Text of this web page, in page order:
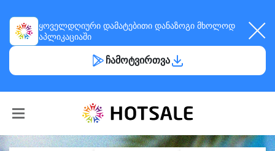
ყოველდღიური დამატებითი დანაზოგი მხოლოდ
აპლიკაციაში
ჩამოტვირთვა